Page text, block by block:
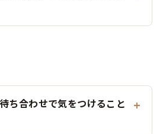
ち合わせで気をつけること